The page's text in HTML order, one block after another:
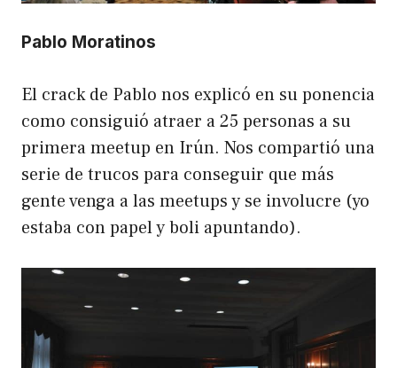
Pablo Moratinos
El crack de Pablo nos explicó en su ponencia
como consiguió atraer a 25 personas a su
primera meetup en Irún. Nos compartió una
serie de trucos para conseguir que más
gente venga a las meetups y se involucre (yo
estaba con papel y boli apuntando).